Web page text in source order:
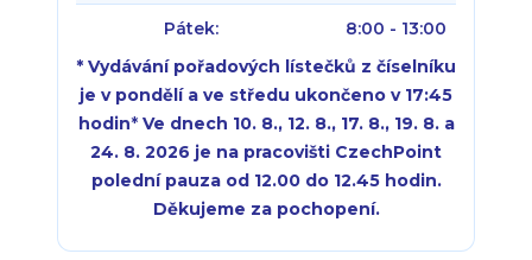
Pátek:
8:00 - 13:00
* Vydávání pořadových lístečků z číselníku
je v pondělí a ve středu ukončeno v 17:45
hodin* Ve dnech 10. 8., 12. 8., 17. 8., 19. 8. a
24. 8. 2026 je na pracovišti CzechPoint
polední pauza od 12.00 do 12.45 hodin.
Děkujeme za pochopení.